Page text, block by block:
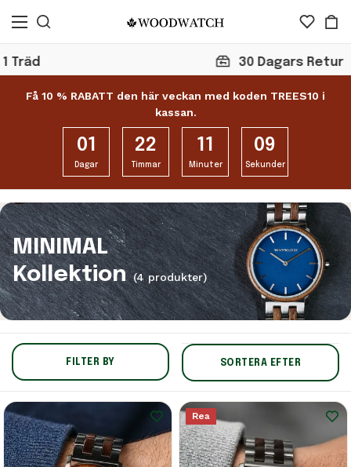
30 Dagars Retur
Få 10 % RABATT den här veckan med koden TREES10 i
kassan.
01
Dagar
22
Timmar
11
Minuter
09
Sekunder
MINIMAL
Kollektion (4 produkter)
FILTER BY SORTERA EFTER
Rea